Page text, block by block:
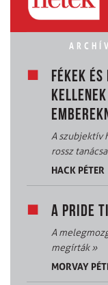
FÉKEK
A szubjektív
rossz
HACK PÉTER
A PRIDE
A
megírták»
MORVAY